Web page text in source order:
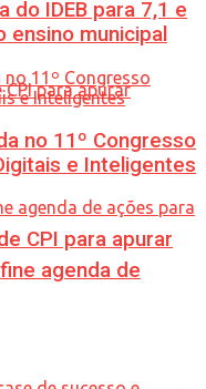
CPI para apurar
do IDEB para 7,1 e
ensino municipal
no 11º Congresso
e Inteligentes
agenda de